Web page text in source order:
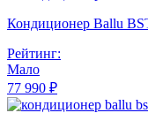
Кондиционер Ballu
Рейтинг:
Мало
77 990 ₽